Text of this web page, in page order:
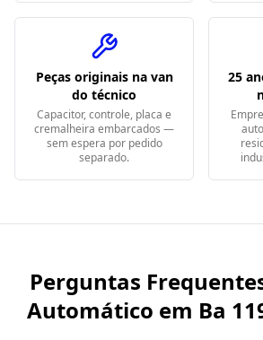
Peças originais na van
do técnico
Capacitor, controle, placa e
cremalheira embarcados —
sem espera por pedido
separado.
25
Perguntas
Automático em Ba